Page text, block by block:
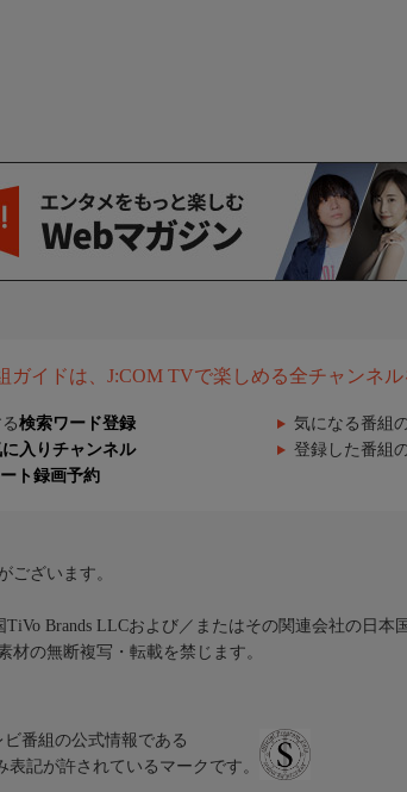
ガイドは、J:COM TVで楽しめる全チャンネ
る検索ワード登録 気になる番組
に入りチャンネル 登録した番組
ト録画予約
ございます。
Brands LLCおよび／またはその関連会社の日本
の無断複写・転載を禁じます。
番組の公式情報である
表記が許されているマークです。